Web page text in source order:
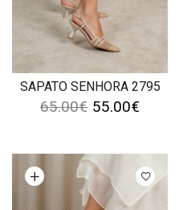
SAPATO SENHORA 2795
65.00€ 55.00€
opções